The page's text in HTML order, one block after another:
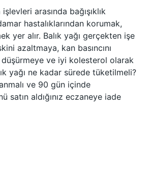
arasında bağışıklık
hastalıklarından korumak,
yer alır. Balık yağı gerçekten işe
azaltmaya, kan basıncını
ve iyi kolesterol olarak
yağı ne kadar sürede tüketilmeli?
ve 90 gün içinde
satın aldığınız eczaneye iade